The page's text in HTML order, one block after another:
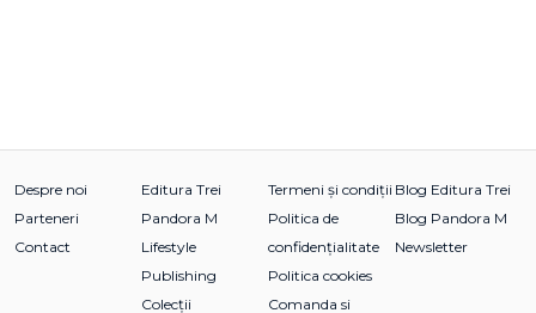
Despre noi
Parteneri
Contact
Editura Trei
Pandora M
Lifestyle
Publishing
Colecții
Termeni și condiții
Politica de
confidențialitate
Politica cookies
Comanda si
Blog Editura Trei
Blog Pandora M
Newsletter